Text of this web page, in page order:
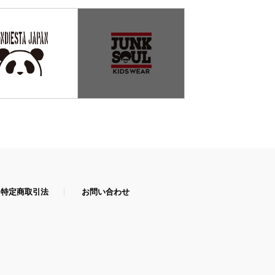
特定商取引法 お問い合わせ